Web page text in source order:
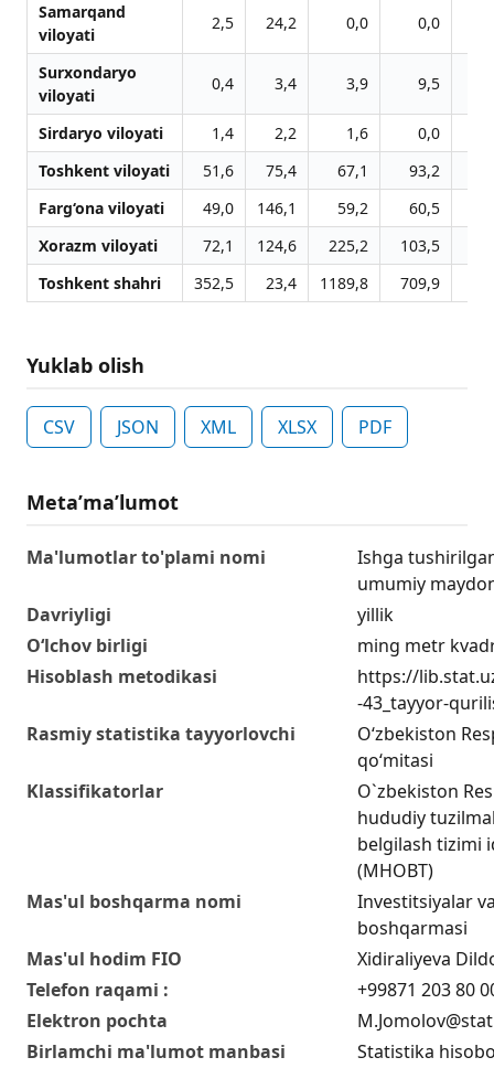
Samarqand
viloyati
2,5 24,2 0,0 0,0
Surxondaryo
viloyati
0,4 3,4 3,9 9,5
Sirdaryo viloyati 1,4 2,2 1,6 0,0
Toshkent viloyati
51,6 75,4 67,1 93,2
Farg‘ona viloyati
49,0 146,1 59,2 60,5
Xorazm viloyati
72,1 124,6 225,2 103,5
Toshkent shahri
352,5 23,4 1189,8 709,9
Yuklab olish
CSV JSON XML XLSX PDF
Metaʼmaʼlumot
Ma'lumotlar to'plami nomi
Ishga
umumiy
Davriyligi
yillik
O‘lchov birligi
ming metr
Hisoblash metodikasi
https://
-43_tayyor-
Rasmiy statistika tayyorlovchi
O‘zbekiston
qo‘mitasi
Klassifikatorlar
O`zbekiston
hududiy
belgilash tizimi
(MHOBT)
Mas'ul boshqarma nomi
Investitsiyalar
boshqarmasi
Mas'ul hodim FIO
Xidiraliyeva
Telefon raqami :
+99871 203 80
Elektron pochta
Birlamchi ma'lumot manbasi
Statistika